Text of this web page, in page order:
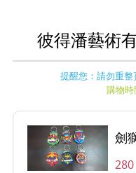
彼得潘藝術
提醒您：請勿重
購物時
劍
280